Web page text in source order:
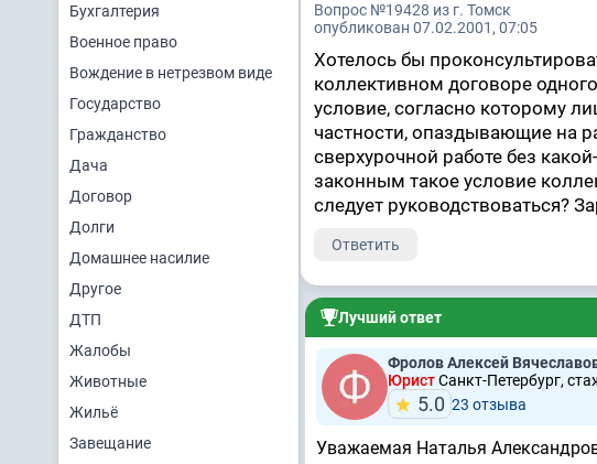
Бухгалтерия
Военное право
Вождение в нетрезвом виде
Государство
Гражданство
Дача
Договор
Долги
Домашнее насилие
Другое
ДТП
Жалобы
Животные
Жильё
Завещание
Вопрос №19428 из г. Томск
опубликован 07.02.2001, 07:05
Хотелось бы
коллективном договоре
условие, согласно которому
частности, опаздывающие на
сверхурочной работе без
законным такое условие
следует руководствоваться?
Ответить
Лучший ответ
Фролов Алексей
ЮристСанкт-Петербург,
5.0 23 отзывa
Уважаемая Наталья